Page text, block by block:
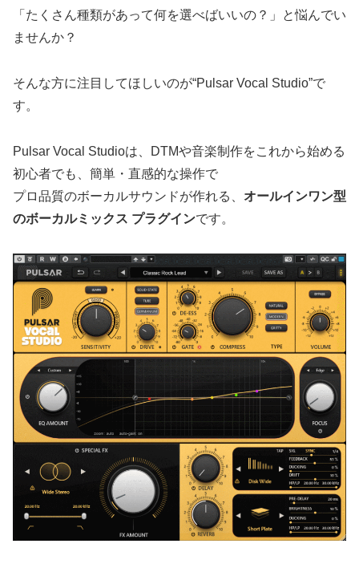
「たくさん種類があって何を選べばいいの？」と悩んでい
ませんか？
そんな方に注目してほしいのが“Pulsar Vocal Studio”で
す。
Pulsar Vocal Studioは、DTMや音楽制作をこれから始める
初心者でも、簡単・直感的な操作で
プロ品質のボーカルサウンドが作れる、 オールインワン型
のボーカルミックス プラグインです。